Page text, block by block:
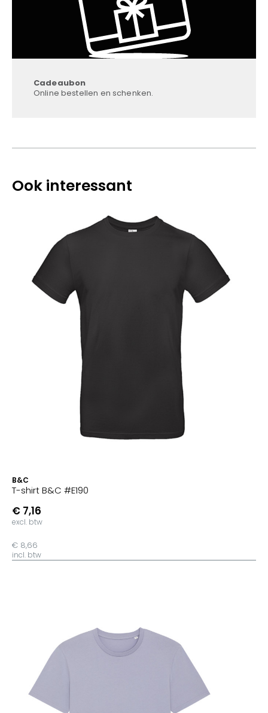
Cadeaubon
Online bestellen en schenken.
Ook interessant
B&C
T-shirt B&C #E190
€ 7,16
excl. btw
€ 8,66
incl. btw